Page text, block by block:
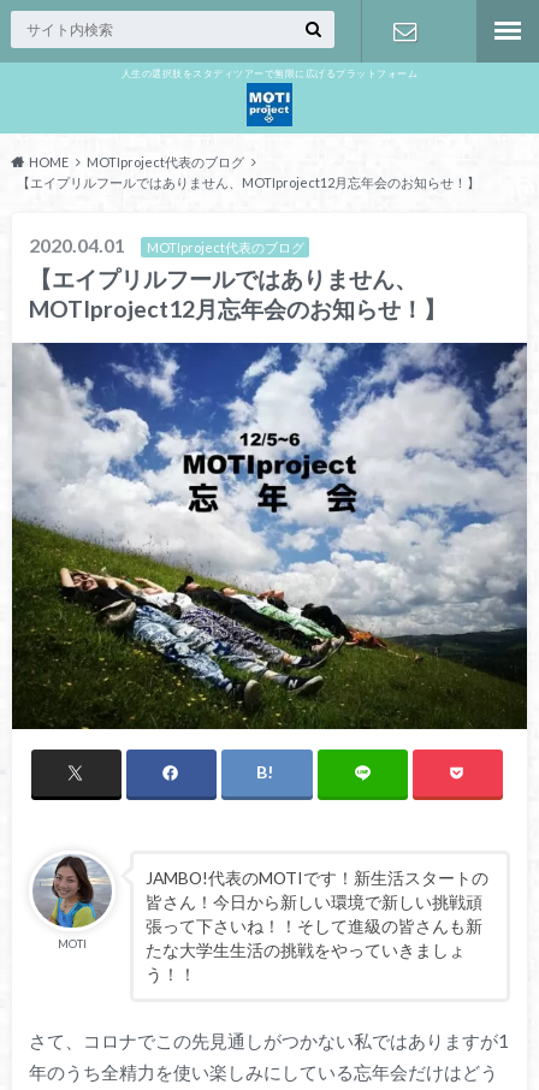
人生の選択肢をスタディツアーで無限に広げるプラットフォーム
HOME
MOTIproject代表のブログ
【エイプリルフールではありません、MOTIproject12月忘年会のお知らせ！】
2020.04.01 MOTIproject代表のブログ
【エイプリルフールではありません、
MOTIproject12月忘年会のお知らせ！】
MOTI
JAMBO!代表のMOTIです！新生活スタートの
皆さん！今日から新しい環境で新しい挑戦頑
張って下さいね！！そして進級の皆さんも新
たな大学生生活の挑戦をやっていきましょ
う！！
さて、コロナでこの先見通しがつかない私ではありますが1
年のうち全精力を使い楽しみにしている忘年会だけはどう